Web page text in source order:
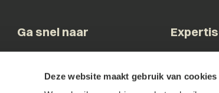
Deze website maakt gebruik van cookies
Ga snel naar